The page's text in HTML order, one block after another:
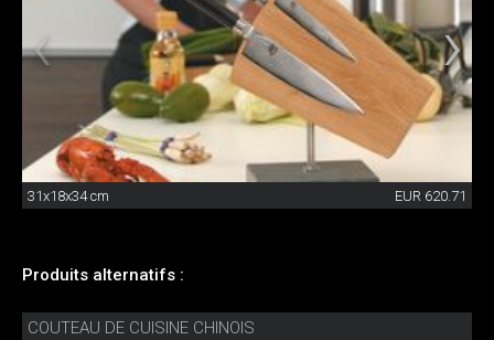
31x18x34 cm EUR 620.71
Produits alternatifs :
COUTEAU DE CUISINE CHINOIS